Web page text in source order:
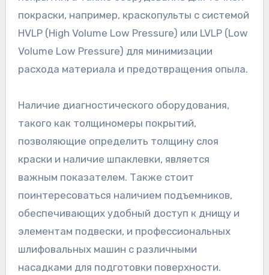
покраски, например, краскопульты с системой
HVLP (High Volume Low Pressure) или LVLP (Low
Volume Low Pressure) для минимизации
расхода материала и предотвращения опыла.
Наличие диагностического оборудования,
такого как толщиномеры покрытий,
позволяющие определить толщину слоя
краски и наличие шпаклевки, является
важным показателем. Также стоит
поинтересоваться наличием подъемников,
обеспечивающих удобный доступ к днищу и
элементам подвески, и профессиональных
шлифовальных машин с различными
насадками для подготовки поверхности.